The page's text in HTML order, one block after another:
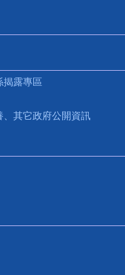
揭露專區
、其它政府公開資訊